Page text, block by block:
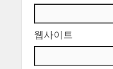
웹사이트